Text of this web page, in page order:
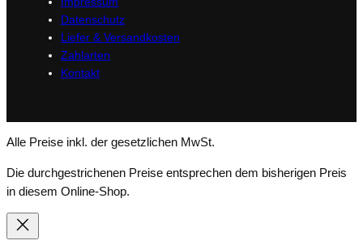
Datenschutz
Liefer & Versandkosten
Zahlarten
Kontakt
Alle Preise inkl. der gesetzlichen MwSt.
Die durchgestrichenen Preise entsprechen dem bisherigen Preis
in diesem Online-Shop.